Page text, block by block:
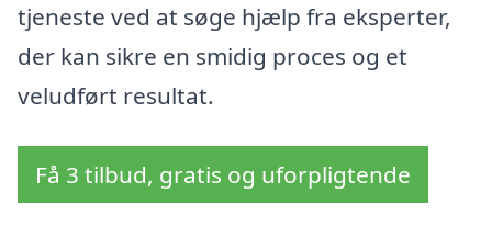
tjeneste ved at søge hjælp fra eksperter,
der kan sikre en smidig proces og et
veludført resultat.
Få 3 tilbud, gratis og uforpligtende